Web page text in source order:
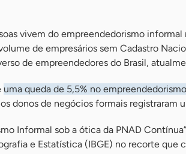
vivem do empreendedorismo informal
de empresários sem Cadastro
de empreendedores do Brasil,
uma queda de 5,5% no
donos de negócios formais registraram
Informal sob a ótica da PNAD
e Estatística (IBGE) no recorte que